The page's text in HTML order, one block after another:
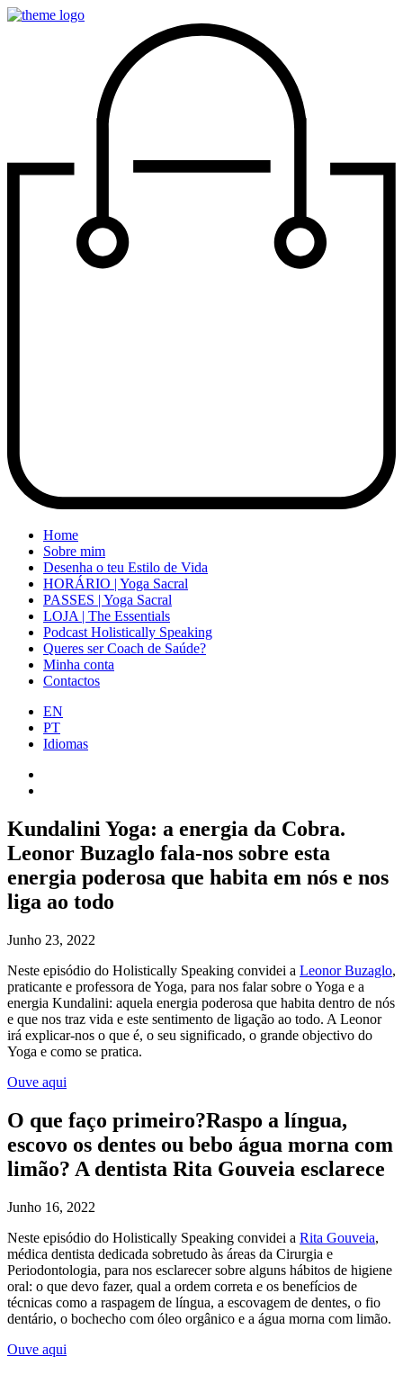
Home
Sobre mim
Desenha o teu Estilo de Vida
HORÁRIO | Yoga Sacral
PASSES | Yoga Sacral
LOJA | The Essentials
Podcast Holistically Speaking
Queres ser Coach de Saúde?
Minha conta
Contactos
EN
PT
Idiomas
Kundalini Yoga: a energia da Cobra.
Leonor Buzaglo fala-nos sobre esta
energia poderosa que habita em nós e nos
liga ao todo
Junho 23, 2022
Neste episódio do Holistically Speaking convidei a Leonor Buzaglo,
praticante e professora de Yoga, para nos falar sobre o Yoga e a
energia Kundalini: aquela energia poderosa que habita dentro de nós
e que nos traz vida e este sentimento de ligação ao todo. A Leonor
irá explicar-nos o que é, o seu significado, o grande objectivo do
Yoga e como se pratica.
Ouve aqui
O que faço primeiro?Raspo a língua,
escovo os dentes ou bebo água morna com
limão? A dentista Rita Gouveia esclarece
Junho 16, 2022
Neste episódio do Holistically Speaking convidei a Rita Gouveia,
médica dentista dedicada sobretudo às áreas da Cirurgia e
Periodontologia, para nos esclarecer sobre alguns hábitos de higiene
oral: o que devo fazer, qual a ordem correta e os benefícios de
técnicas como a raspagem de língua, a escovagem de dentes, o fio
dentário, o bochecho com óleo orgânico e a água morna com limão.
Ouve aqui